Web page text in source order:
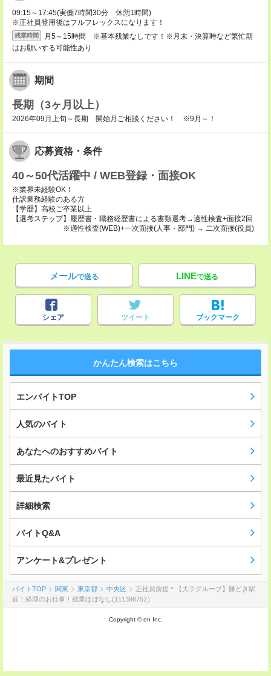
09:15～17:45(実働7時間30分 休憩1時間)
※正社員登用後はフルフレックスになります！
残業時間
月5～15時間 ※基本残業なしです！※月末・決算時など繁忙期
はお願いする可能性あり
期間
長期（3ヶ月以上）
2026年09月上旬～長期 開始月ご相談ください！ ※9月～！
応募資格・条件
40～50代活躍中 / WEB登録・面接OK
※業界未経験OK！
仕訳業務経験のある方
【学歴】高校ご卒業以上
【選考ステップ】履歴書・職務経歴書による書類選考→適性検査+面接2回
※適性検査(WEB)+一次面接(人事・部門) → 二次面接(役員)
メールで送る LINEで送る
シェア ツイート ブックマーク
かんたん検索はこちら
エンバイトTOP
人気のバイト
あなたへのおすすめバイト
最近見たバイト
詳細検索
バイトQ&A
アンケート&プレゼント
バイトTOP 関東 東京都 中央区
正社員前提＊【大手グループ】勝どき駅
近！経理のお仕事！残業ほぼなし(111398752）
Copyright © en Inc.